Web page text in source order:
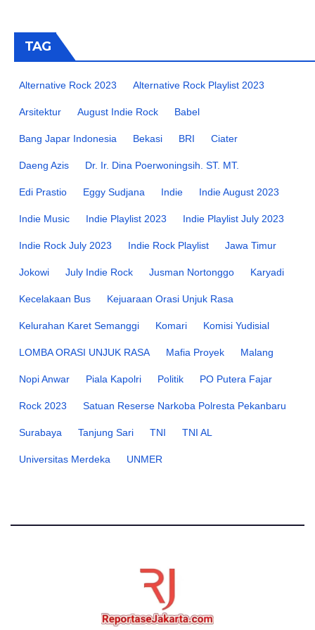
TAG
Alternative Rock 2023 Alternative Rock Playlist 2023
Arsitektur August Indie Rock Babel
Bang Japar Indonesia Bekasi BRI Ciater
Daeng Azis Dr. Ir. Dina Poerwoningsih. ST. MT.
Edi Prastio Eggy Sudjana Indie Indie August 2023
Indie Music Indie Playlist 2023 Indie Playlist July 2023
Indie Rock July 2023 Indie Rock Playlist Jawa Timur
Jokowi July Indie Rock Jusman Nortonggo Karyadi
Kecelakaan Bus Kejuaraan Orasi Unjuk Rasa
Kelurahan Karet Semanggi Komari Komisi Yudisial
LOMBA ORASI UNJUK RASA Mafia Proyek Malang
Nopi Anwar Piala Kapolri Politik PO Putera Fajar
Rock 2023 Satuan Reserse Narkoba Polresta Pekanbaru
Surabaya Tanjung Sari TNI TNI AL
Universitas Merdeka UNMER